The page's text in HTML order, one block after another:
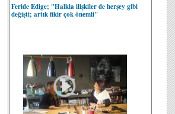
Feride Edige; "Halkla ilişkiler de herşey gibi
değişti; artık fikir çok önemli"